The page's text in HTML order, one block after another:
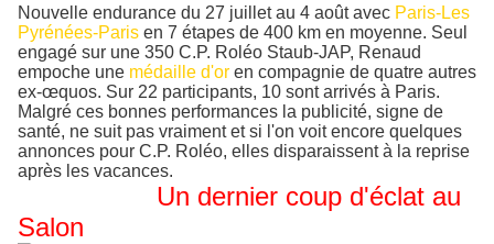
Nouvelle endurance du 27 juillet au 4 août avec Paris-Les
Pyrénées-Paris en 7 étapes de 400 km en moyenne. Seul
engagé sur une 350 C.P. Roléo Staub-JAP, Renaud
empoche une médaille d'or en compagnie de quatre autres
ex-œquos. Sur 22 participants, 10 sont arrivés à Paris.
Malgré ces bonnes performances la publicité, signe de
santé, ne suit pas vraiment et si l'on voit encore quelques
annonces pour C.P. Roléo, elles disparaissent à la reprise
après les vacances.
Un dernier coup d'éclat au
Salon